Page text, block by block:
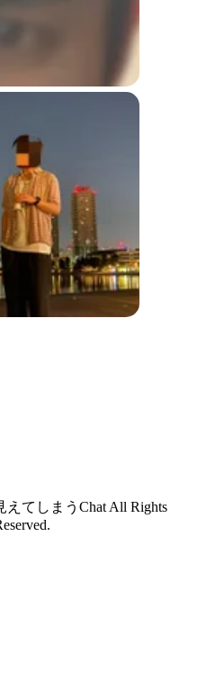
えてしまうChat All Rights